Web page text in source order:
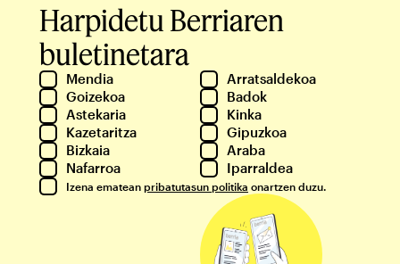
Harpidetu Berriaren
buletinetara
Mendia
Arratsaldekoa
Goizekoa
Badok
Astekaria
Kinka
Kazetaritza
Gipuzkoa
Bizkaia
Araba
Nafarroa
Iparraldea
Izena ematean pribatutasun politika onartzen duzu.